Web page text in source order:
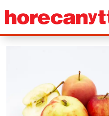
epler